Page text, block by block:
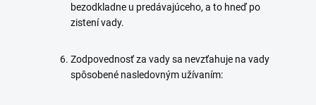
bezodkladne u predávajúceho, a to hneď po
zistení vady.
Zodpovednosť za vady sa nevzťahuje na vady
spôsobené nasledovným užívaním: